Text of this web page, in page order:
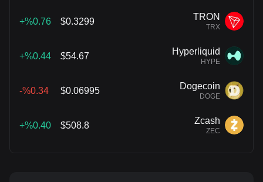
TRON
TRX
$0.3299
%0.76+
Hyperliquid
HYPE
$54.67
%0.44+
Dogecoin
DOGE
$0.06995
%0.34-
Zcash
ZEC
$508.8
%0.40+